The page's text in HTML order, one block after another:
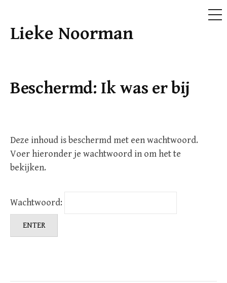
Doorgaan
Lieke Noorman
Beschermd: Ik was er bij
Deze inhoud is beschermd met een wachtwoord.
Voer hieronder je wachtwoord in om het te
bekijken.
Wachtwoord: